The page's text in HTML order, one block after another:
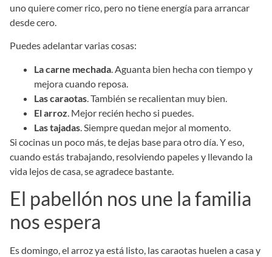
uno quiere comer rico, pero no tiene energía para arrancar
desde cero.
Puedes adelantar varias cosas:
La carne mechada . Aguanta bien hecha con tiempo y
mejora cuando reposa.
Las caraotas . También se recalientan muy bien.
El arroz . Mejor recién hecho si puedes.
Las tajadas . Siempre quedan mejor al momento.
Si cocinas un poco más, te dejas base para otro día. Y eso,
cuando estás trabajando, resolviendo papeles y llevando la
vida lejos de casa, se agradece bastante.
El pabellón nos une la familia
nos espera
Es domingo, el arroz ya está listo, las caraotas huelen a casa y